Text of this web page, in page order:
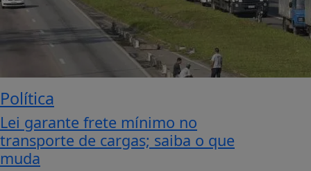
Política
Lei garante frete mínimo no
transporte de cargas; saiba o que
muda